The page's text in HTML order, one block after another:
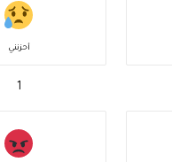
أحزنني
1